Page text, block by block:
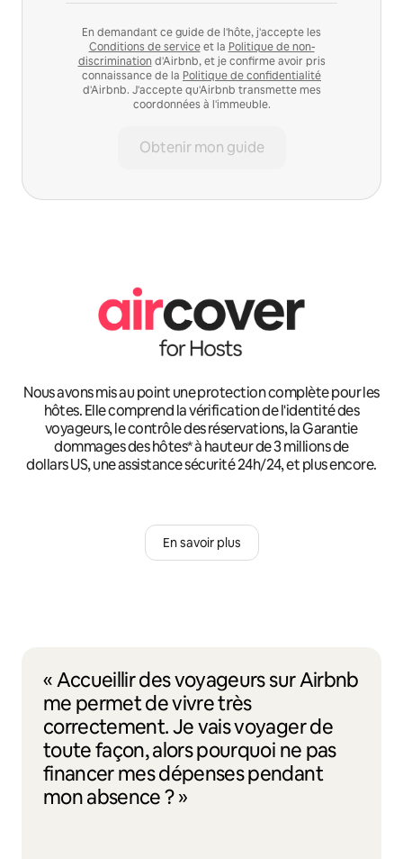
En demandant ce guide de l'hôte, j'accepte les
Conditions de serviceet la Politique de non-
discrimination d'Airbnb, et je confirme avoir pris
connaissance de la Politique de confidentialité
d'Airbnb. J'accepte qu'Airbnb transmette mes
coordonnées à l'immeuble.
Obtenir mon guide
Nous avons mis au point une protection complète pour les
hôtes. Elle comprend la vérification de l'identité des
voyageurs, le contrôle des réservations, la Garantie
dommages des hôtes* à hauteur de 3 millions de
dollars US, une assistance sécurité 24h/24, et plus encore.
En savoir plus
« Accueillir des voyageurs sur Airbnb
me permet de vivre très
correctement. Je vais voyager de
toute façon, alors pourquoi ne pas
financer mes dépenses pendant
mon absence ? »